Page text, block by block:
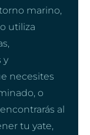
marino,
utiliza
y
necesites
o
al
tu yate,